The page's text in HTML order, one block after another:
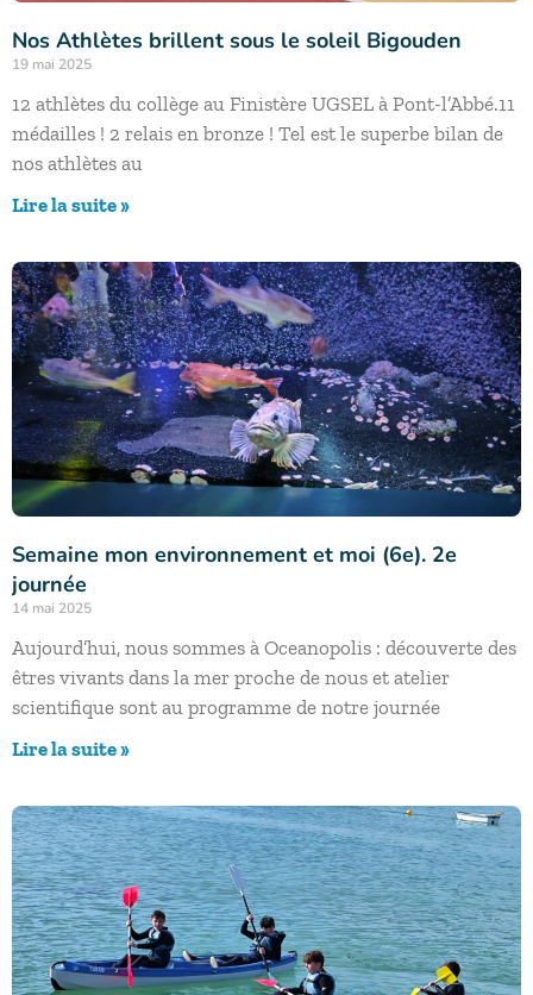
Nos Athlètes brillent sous le soleil Bigouden
19 mai 2025
12 athlètes du collège au Finistère UGSEL à Pont-l’Abbé.11
médailles ! 2 relais en bronze ! Tel est le superbe bilan de
nos athlètes au
Lire la suite »
Semaine mon environnement et moi (6e). 2e
journée
14 mai 2025
Aujourd’hui, nous sommes à Oceanopolis : découverte des
êtres vivants dans la mer proche de nous et atelier
scientifique sont au programme de notre journée
Lire la suite »